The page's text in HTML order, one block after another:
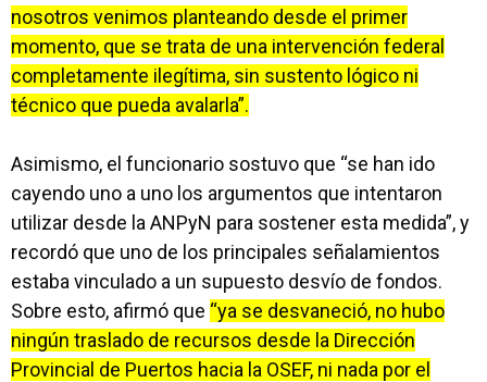
nosotros venimos planteando desde el primer
momento, que se trata de una intervención federal
completamente ilegítima, sin sustento lógico ni
técnico que pueda avalarla”.
Asimismo, el funcionario sostuvo que “se han ido
cayendo uno a uno los argumentos que intentaron
utilizar desde la ANPyN para sostener esta medida”, y
recordó que uno de los principales señalamientos
estaba vinculado a un supuesto desvío de fondos.
Sobre esto, afirmó que “ya se desvaneció, no hubo
ningún traslado de recursos desde la Dirección
Provincial de Puertos hacia la OSEF, ni nada por el